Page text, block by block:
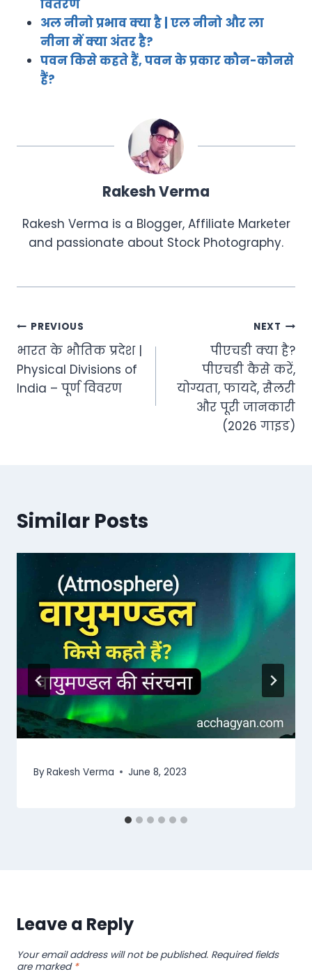
वितरण
अल नीनो प्रभाव क्या है | एल नीनो और ला
नीना में क्या अंतर है?
पवन किसे कहते हैं, पवन के प्रकार कौन-कौनसे
हैं?
Rakesh Verma
Rakesh Verma is a Blogger, Affiliate Marketer
and passionate about Stock Photography.
Post
navigation
PREVIOUS
भारत के भौतिक प्रदेश |
Physical Divisions of
India – पूर्ण विवरण
NEXT
पीएचडी क्या है?
पीएचडी कैसे करें,
योग्यता, फायदे, सैलरी
और पूरी जानकारी
(2026 गाइड)
Similar Posts
ByRakesh Verma June 8, 2023
Leave a Reply
Your email address will not be published. Required fields
are marked *